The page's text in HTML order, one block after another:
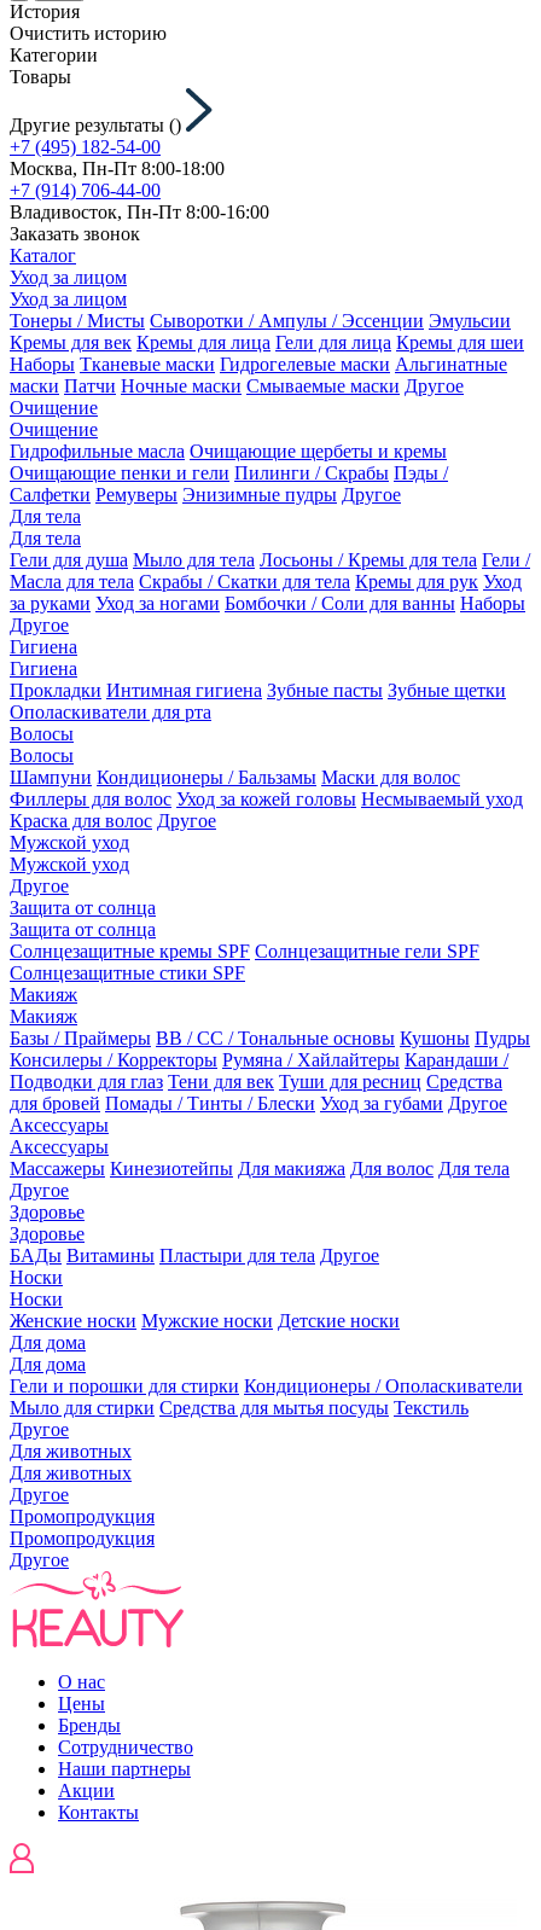
История
Очистить историю
Категории
Товары
Другие результаты ()
+7 (495) 182-54-00
Москва, Пн-Пт 8:00-18:00
+7 (914) 706-44-00
Владивосток, Пн-Пт 8:00-16:00
Заказать звонок
Каталог
Уход за лицом
Уход за лицом
Тонеры / Мисты Сыворотки / Ампулы / Эссенции Эмульсии
Кремы для век Кремы для лица Гели для лица Кремы для шеи
Наборы Тканевые маски Гидрогелевые маски Альгинатные
маски Патчи Ночные маски Смываемые маски Другое
Очищение
Очищение
Гидрофильные масла Очищающие щербеты и кремы
Очищающие пенки и гели Пилинги / Скрабы Пэды /
Салфетки Ремуверы Энизимные пудры Другое
Для тела
Для тела
Гели для душа Мыло для тела Лосьоны / Кремы для тела Гели /
Масла для тела Скрабы / Скатки для тела Кремы для рук Уход
за руками Уход за ногами Бомбочки / Соли для ванны Наборы
Другое
Гигиена
Гигиена
Прокладки Интимная гигиена Зубные пасты Зубные щетки
Ополаскиватели для рта
Волосы
Волосы
Шампуни Кондиционеры / Бальзамы Маски для волос
Филлеры для волос Уход за кожей головы Несмываемый уход
Краска для волос Другое
Мужской уход
Мужской уход
Другое
Защита от солнца
Защита от солнца
Солнцезащитные кремы SPF Солнцезащитные гели SPF
Солнцезащитные стики SPF
Макияж
Макияж
Базы / Праймеры BB / CC / Тональные основы Кушоны Пудры
Консилеры / Корректоры Румяна / Хайлайтеры Карандаши /
Подводки для глаз Тени для век Туши для ресниц Средства
для бровей Помады / Тинты / Блески Уход за губами Другое
Аксессуары
Аксессуары
Массажеры Кинезиотейпы Для макияжа Для волос Для тела
Другое
Здоровье
Здоровье
БАДы Витамины Пластыри для тела Другое
Носки
Носки
Женские носки Мужские носки Детские носки
Для дома
Для дома
Гели и порошки для стирки Кондиционеры / Ополаскиватели
Мыло для стирки Средства для мытья посуды Текстиль
Другое
Для животных
Для животных
Другое
Промопродукция
Промопродукция
Другое
О нас
Цены
Бренды
Сотрудничество
Наши партнеры
Акции
Контакты